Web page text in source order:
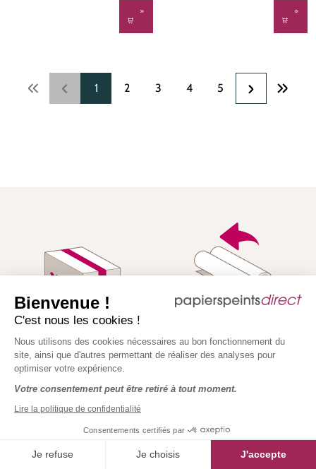
Bienvenue !
C'est nous les cookies !
Nous utilisons des cookies nécessaires au bon fonctionnement du
site, ainsi que d'autres permettant de réaliser des analyses pour
optimiser votre expérience.
Votre consentement peut être retiré à tout moment.
Lire la politique de confidentialité
Consentements certifiés par
Je refuse Je choisis J'accepte
Page
1 Page
2 Page
3 Page
4 Page
5
Livraison Gratuite
& Rapide*
commandés en
trop*